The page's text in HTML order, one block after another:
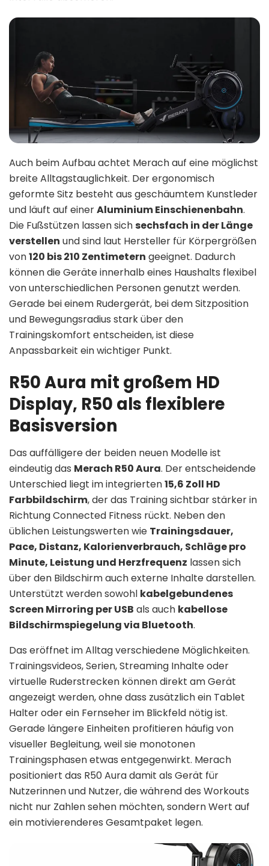
Auch beim Aufbau achtet Merach auf eine möglichst
breite Alltagstauglichkeit. Der ergonomisch
geformte Sitz besteht aus geschäumtem Kunstleder
und läuft auf einerAluminium Einschienenbahn.
Die Fußstützen lassen sichsechsfach in der Länge
verstellen und sind laut Hersteller für Körpergrößen
von120 bis 210 Zentimetern geeignet. Dadurch
können die Geräte innerhalb eines Haushalts flexibel
von unterschiedlichen Personen genutzt werden.
Gerade bei einem Rudergerät, bei dem Sitzposition
und Bewegungsradius stark über den
Trainingskomfort entscheiden, ist diese
Anpassbarkeit ein wichtiger Punkt.
R50 Aura mit großem HD
Display, R50 als flexiblere
Basisversion
Das auffälligere der beiden neuen Modelle ist
eindeutig das Merach R50 Aura. Der entscheidende
Unterschied liegt im integrierten15,6 Zoll HD
Farbbildschirm, der das Training sichtbar stärker in
Richtung Connected Fitness rückt. Neben den
üblichen Leistungswerten wie Trainingsdauer,
Pace, Distanz, Kalorienverbrauch, Schläge pro
Minute, Leistung und Herzfrequenz lassen sich
über den Bildschirm auch externe Inhalte darstellen.
Unterstützt werden sowohl kabelgebundenes
Screen Mirroring per USB als auch kabellose
Bildschirmspiegelung via Bluetooth.
Das eröffnet im Alltag verschiedene Möglichkeiten.
Trainingsvideos, Serien, Streaming Inhalte oder
virtuelle Ruderstrecken können direkt am Gerät
angezeigt werden, ohne dass zusätzlich ein Tablet
Halter oder ein Fernseher im Blickfeld nötig ist.
Gerade längere Einheiten profitieren häufig von
visueller Begleitung, weil sie monotonen
Trainingsphasen etwas entgegenwirkt. Merach
positioniert das R50 Aura damit als Gerät für
Nutzerinnen und Nutzer, die während des Workouts
nicht nur Zahlen sehen möchten, sondern Wert auf
ein motivierenderes Gesamtpaket legen.